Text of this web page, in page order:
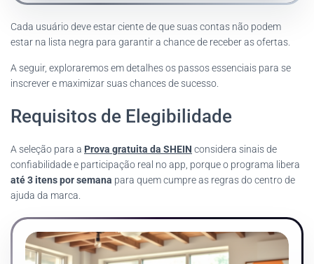
Cada usuário deve estar ciente de que suas contas não podem
estar na lista negra para garantir a chance de receber as ofertas.
A seguir, exploraremos em detalhes os passos essenciais para se
inscrever e maximizar suas chances de sucesso.
Requisitos de Elegibilidade
A seleção para a Prova gratuita da SHEIN considera sinais de
confiabilidade e participação real no app, porque o programa libera
até 3 itens por semana para quem cumpre as regras do centro de
ajuda da marca.